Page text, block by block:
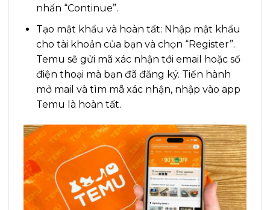
nhấn “Continue”.
Tạo mật khẩu và hoàn tất: Nhập mật khẩu
cho tài khoản của bạn và chọn “Register”.
Temu sẽ gửi mã xác nhận tới email hoặc số
điện thoại mà bạn đã đăng ký. Tiến hành
mở mail và tìm mã xác nhận, nhập vào app
Temu là hoàn tất.